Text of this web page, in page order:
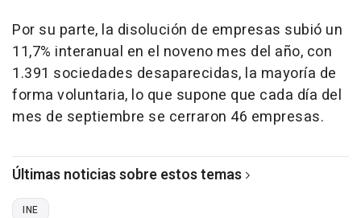
Por su parte, la disolución de empresas subió un
11,7% interanual en el noveno mes del año, con
1.391 sociedades desaparecidas, la mayoría de
forma voluntaria, lo que supone que cada día del
mes de septiembre se cerraron 46 empresas.
Últimas noticias sobre estos temas
INE